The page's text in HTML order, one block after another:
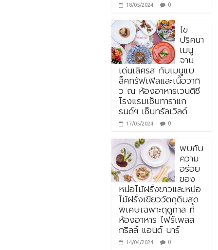
18/05/2024 0
ไข
ปริศนา
เมนู
จาน
เด่นเลิศรส กับเมนูแบ
ล็คทรัฟเฟิลและเนื้อวากิ
ว ณ ห้องอาหารเวนติซี
โรงแรมเซ็นทาราแก
รนด์ฯ เซ็นทรัลเวิลด์
17/05/2024 0
พบกับ
ความ
อร่อย
ของ
หน่อไม้ฝรั่งขาวและหน่อ
ไม้ฝรั่งเขียววัตถุดิบสุด
พิเศษเฉพาะฤดูกาล ที่
ห้องอาหาร ไฟร์เพลส
กริลล์ แอนด์ บาร์
14/04/2024 0